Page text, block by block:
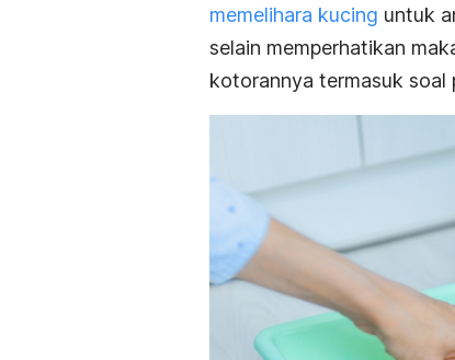
memelihara kucing untuk
selain memperhatikan
kotorannya termasuk soal